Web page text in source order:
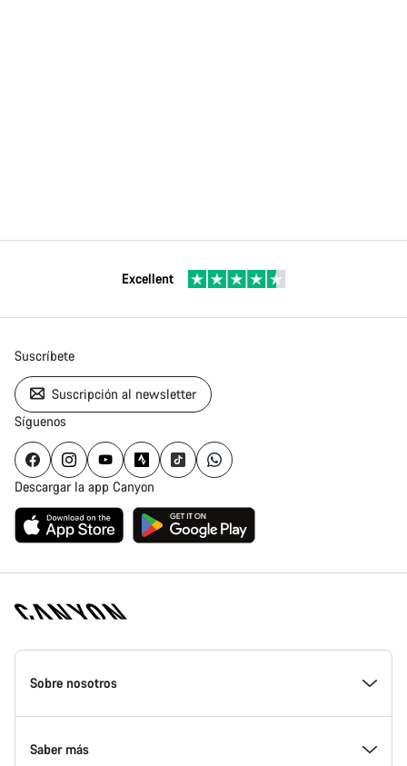
Excellent
Suscríbete
Suscripción al newsletter
Síguenos
Descargar la app Canyon
Canyon
Homepage
Sobre nosotros
Saber más